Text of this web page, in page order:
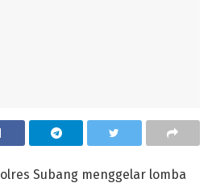
Subang menggelar lomba